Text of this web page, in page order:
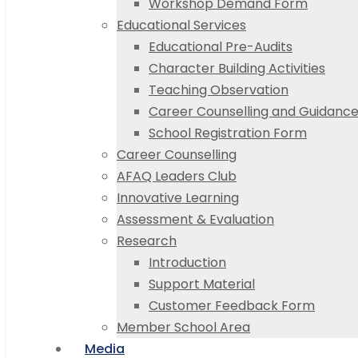
Educational Services
Educational Pre-Audits
Character Building Activities
Teaching Observation
Career Counselling and Guidance
School Registration Form
Career Counselling
AFAQ Leaders Club
Innovative Learning
Assessment & Evaluation
Research
Introduction
Support Material
Customer Feedback Form
Member School Area
Media